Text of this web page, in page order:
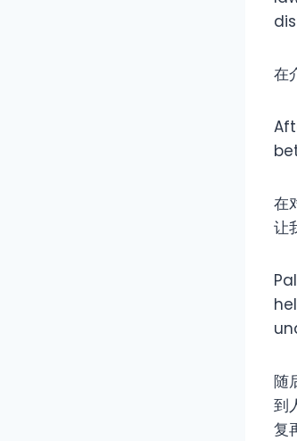
在
在
让
随
到
复